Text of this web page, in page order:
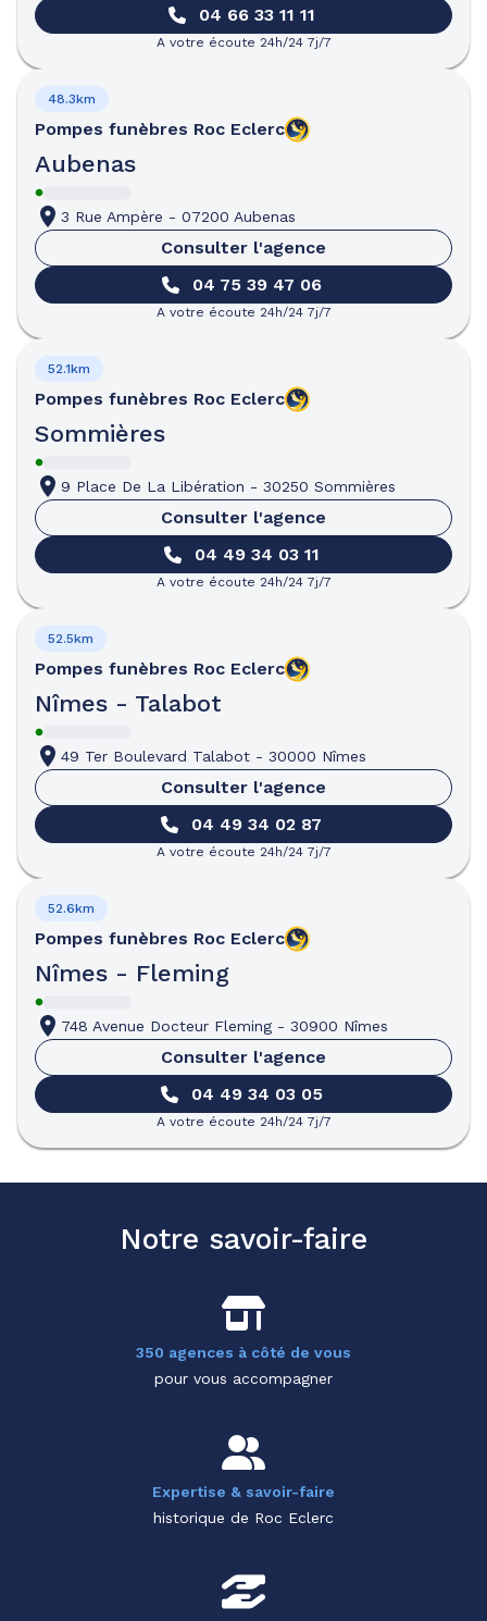
04 66 33 11 11
A votre écoute 24h/24 7j/7
Pompes funèbres Roc Eclerc
Aubenas
48.3km
3 Rue Ampère - 07200 Aubenas
Consulter l'agence
04 75 39 47 06
A votre écoute 24h/24 7j/7
Pompes funèbres Roc Eclerc
Sommières
52.1km
9 Place De La Libération - 30250 Sommières
Consulter l'agence
04 49 34 03 11
A votre écoute 24h/24 7j/7
Pompes funèbres Roc Eclerc
Nîmes - Talabot
52.5km
49 Ter Boulevard Talabot - 30000 Nîmes
Consulter l'agence
04 49 34 02 87
A votre écoute 24h/24 7j/7
Pompes funèbres Roc Eclerc
Nîmes - Fleming
52.6km
748 Avenue Docteur Fleming - 30900 Nîmes
Consulter l'agence
04 49 34 03 05
A votre écoute 24h/24 7j/7
Notre savoir-faire
350 agences à côté de vous
pour vous accompagner
Expertise & savoir-faire
historique de Roc Eclerc